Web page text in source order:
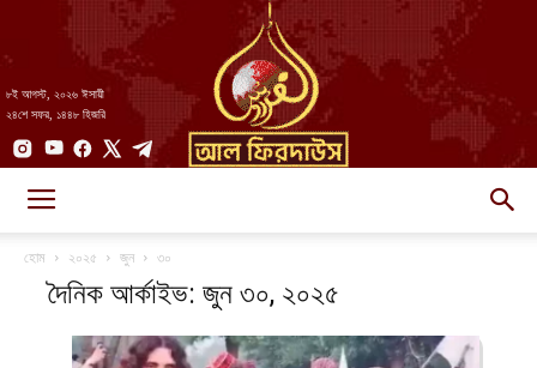
৮ই আগস্ট, ২০২৬ ঈসায়ী
২৪শে সফর, ১৪৪৮ হিজরি
হোম ২০২৫ জুন ৩০
দৈনিক আর্কাইভ: জুন ৩০, ২০২৫